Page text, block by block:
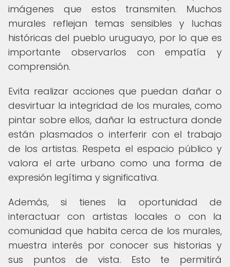
imágenes que estos transmiten. Muchos
murales reflejan temas sensibles y luchas
históricas del pueblo uruguayo, por lo que es
importante observarlos con empatía y
comprensión.
Evita realizar acciones que puedan dañar o
desvirtuar la integridad de los murales, como
pintar sobre ellos, dañar la estructura donde
están plasmados o interferir con el trabajo
de los artistas. Respeta el espacio público y
valora el arte urbano como una forma de
expresión legítima y significativa.
Además, si tienes la oportunidad de
interactuar con artistas locales o con la
comunidad que habita cerca de los murales,
muestra interés por conocer sus historias y
sus puntos de vista. Esto te permitirá